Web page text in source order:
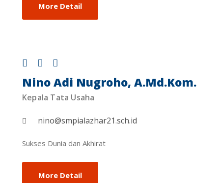
More Detail
Nino Adi Nugroho, A.Md.Kom.
Kepala Tata Usaha
nino@smpialazhar21.sch.id
Sukses Dunia dan Akhirat
More Detail